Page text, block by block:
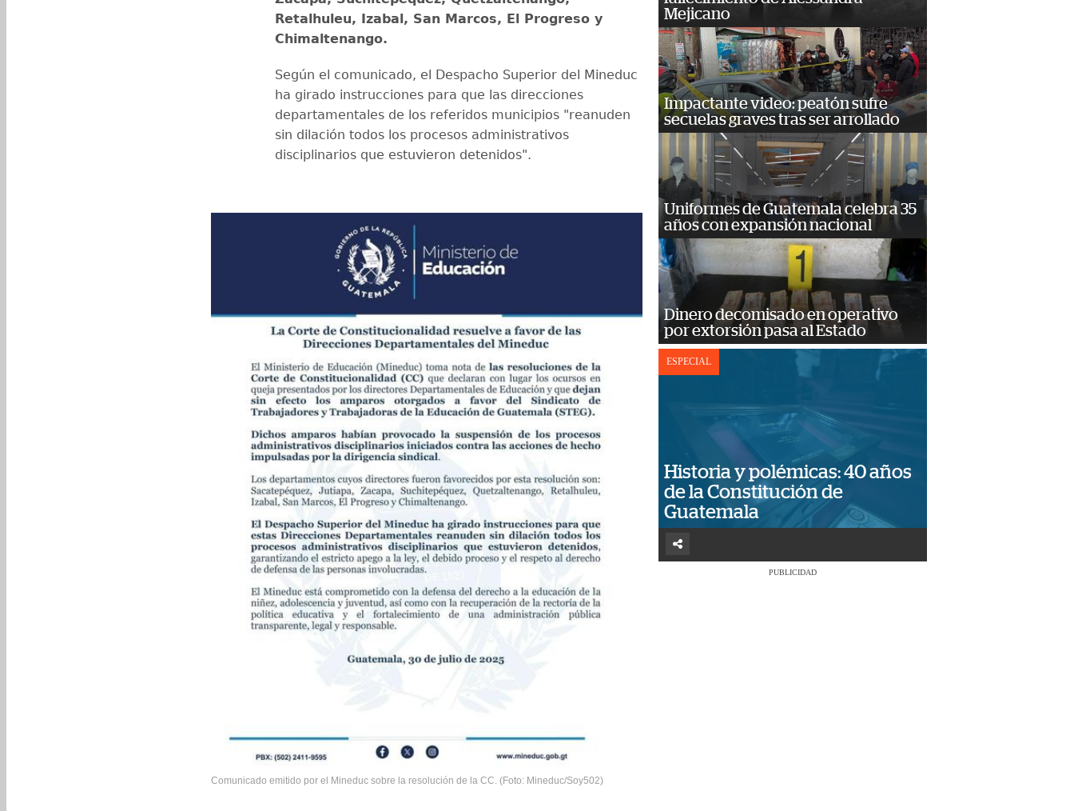
Retalhuleu, Izabal, San Marcos, El Progreso y
Chimaltenango.
Según el comunicado, el Despacho Superior del Mineduc
ha girado instrucciones para que las direcciones
departamentales de los referidos municipios "reanuden
sin dilación todos los procesos administrativos
disciplinarios que estuvieron detenidos".
Comunicado emitido por el Mineduc sobre la resolución de la CC. (Foto: Mineduc/Soy502)
Mejicano
Impactante video: peatón sufre
secuelas graves tras ser arrollado
Uniformes de Guatemala celebra 35
años con expansión nacional
Dinero decomisado en operativo
por extorsión pasa al Estado
ESPECIAL
Historia y polémicas: 40 años
de la Constitución de
Guatemala
PUBLICIDAD